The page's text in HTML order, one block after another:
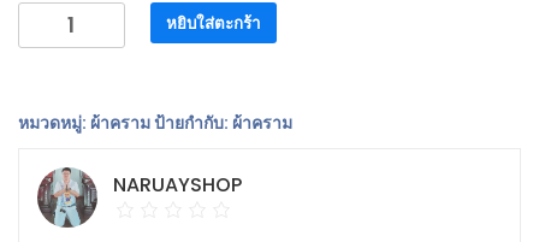
จำนวน
ผ้า
คลุม
ย้อม
คราม
หยิบใส่ตะกร้า
หมวดหมู่: ผ้าครามป้ายกำกับ: ผ้าคราม
NARUAYSHOP